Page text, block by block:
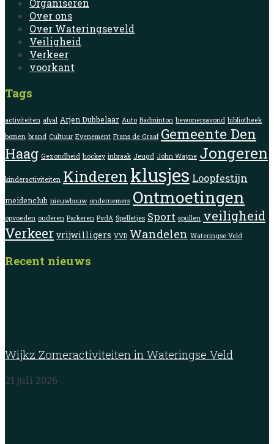
Organiseren
Over ons
Over Wateringseveld
Veiligheid
Verkeer
voorkant
Tags
activiteiten afval Arjen Dubbelaar Auto Badminton bewonersavond bibliotheek
bomen brand Cultuur Evenement Frans de Graaf Gemeente Den
Haag Gezondheid hockey inbraak Jeugd John Wayne Jongeren
kinderactiviteiten Kinderenklusjes Loopfestijn
meidenclub nieuwbouw ondernemers Ontmoetingen
opvoeden ouderen Parkeren PvdA Spelletjes Sport spullen veiligheid
Verkeer vrijwilligers VVD Wandelen Wateringse Veld
Recent nieuws
Wijkz Zomeractiviteiten in Wateringse Veld
21 juli 2026